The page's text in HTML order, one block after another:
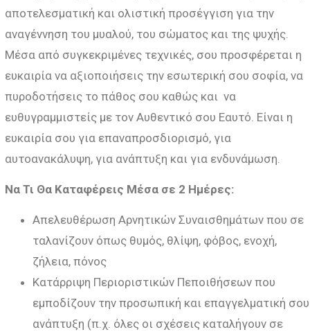
αποτελεσματική και ολιστική προσέγγιση για την
αναγέννηση του μυαλού, του σώματος και της ψυχής.
Μέσα από συγκεκριμένες τεχνικές, σου προσφέρεται η
ευκαιρία να αξιοποιήσεις την εσωτερική σου σοφία, να
πυροδοτήσεις το πάθος σου καθώς και να
ευθυγραμμιστείς με τον Αυθεντικό σου Εαυτό. Είναι η
ευκαιρία σου για επαναπροσδιορισμό, για
αυτοανακάλυψη, για ανάπτυξη και για ενδυνάμωση.
Να Τι Θα Καταφέρεις Μέσα σε 2 Ημέρες:
Απελευθέρωση Αρνητικών Συναισθημάτων που σε
ταλανίζουν όπως θυμός, θλίψη, φόβος, ενοχή,
ζήλεια, πόνος
Κατάρριψη Περιοριστικών Πεποιθήσεων που
εμποδίζουν την προσωπική και επαγγελματική σου
ανάπτυξη (π.χ. όλες οι σχέσεις καταλήγουν σε